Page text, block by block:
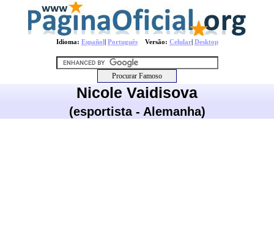
Idioma: Español| PortuguêsVersão: Celular| Desktop
Nicole Vaidisova
(esportista - Alemanha)